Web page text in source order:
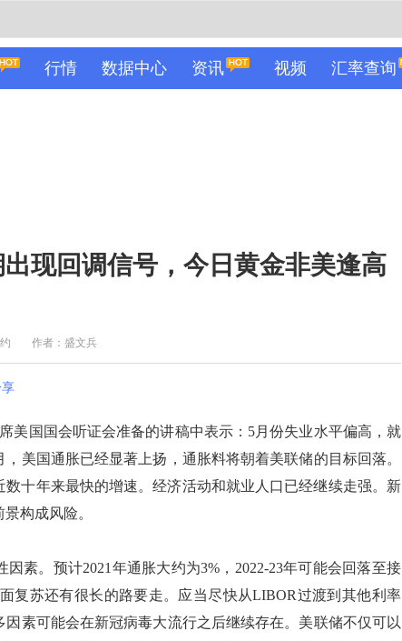
行情 数据中心 资讯 视频 汇率查询
现回调信号，今日黄金非美逢高
作者：盛文兵
国国会听证会准备的讲稿中表示：5月份失业水平偏高，就
美国通胀已经显著上扬，通胀料将朝着美联储的目标回落。
数十年来最快的增速。经济活动和就业人口已经继续走强。新
构成风险。
。预计2021年通胀大约为3%，2022-23年可能会回落至接
复苏还有很长的路要走。应当尽快从LIBOR过渡到其他利率
素可能会在新冠病毒大流行之后继续存在。美联储不仅可以